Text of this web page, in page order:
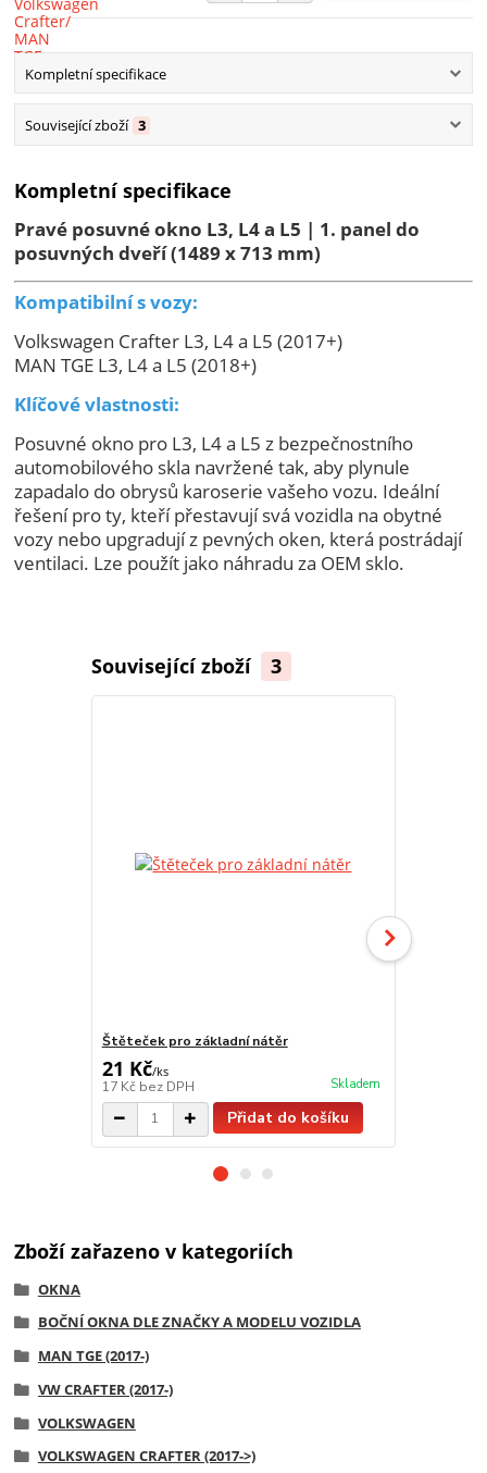
Kompletní specifikace
Související zboží 3
Kompletní specifikace
Pravé posuvné okno L3, L4 a L5 | 1. panel do
posuvných dveří (1489 x 713 mm)
Kompatibilní s vozy:
Volkswagen Crafter L3, L4 a L5 (2017+)
MAN TGE L3, L4 a L5 (2018+)
Klíčové vlastnosti:
Posuvné okno pro L3, L4 a L5 z bezpečnostního
automobilového skla navržené tak, aby plynule
zapadalo do obrysů karoserie vašeho vozu. Ideální
řešení pro ty, kteří přestavují svá vozidla na obytné
vozy nebo upgradují z pevných oken, která postrádají
ventilaci. Lze použít jako náhradu za OEM sklo.
Související zboží 3
Štěteček pro základní nátěr
21 Kč/ks
17 Kč bez DPH Skladem
Přidat do košíku
Zboží zařazeno v kategoriích
OKNA
BOČNÍ OKNA DLE ZNAČKY A MODELU VOZIDLA
MAN TGE (2017-)
VW CRAFTER (2017-)
VOLKSWAGEN
VOLKSWAGEN CRAFTER (2017->)